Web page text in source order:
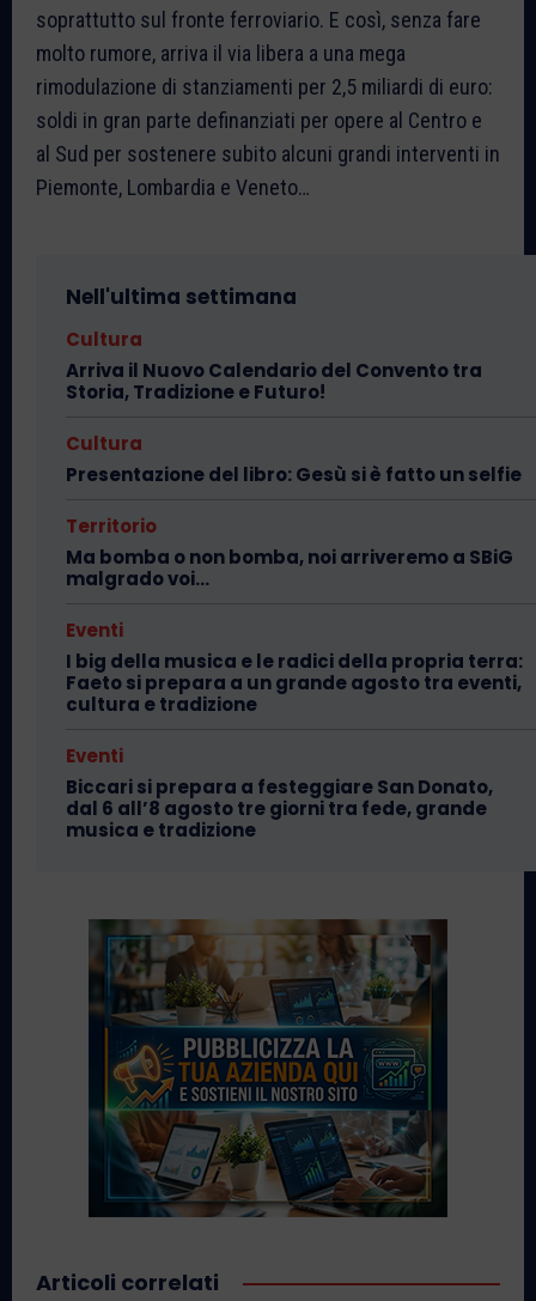
soprattutto sul fronte ferroviario. E così, senza fare
molto rumore, arriva il via libera a una mega
rimodulazione di stanziamenti per 2,5 miliardi di euro:
soldi in gran parte definanziati per opere al Centro e
al Sud per sostenere subito alcuni grandi interventi in
Piemonte, Lombardia e Veneto…
Nell'ultima settimana
Cultura
Arriva il Nuovo Calendario del Convento tra
Storia, Tradizione e Futuro!
Cultura
Presentazione del libro: Gesù si è fatto un selfie
Territorio
Ma bomba o non bomba, noi arriveremo a SBiG
malgrado voi…
Eventi
I big della musica e le radici della propria terra:
Faeto si prepara a un grande agosto tra eventi,
cultura e tradizione
Eventi
Biccari si prepara a festeggiare San Donato,
dal 6 all’8 agosto tre giorni tra fede, grande
musica e tradizione
Articoli correlati